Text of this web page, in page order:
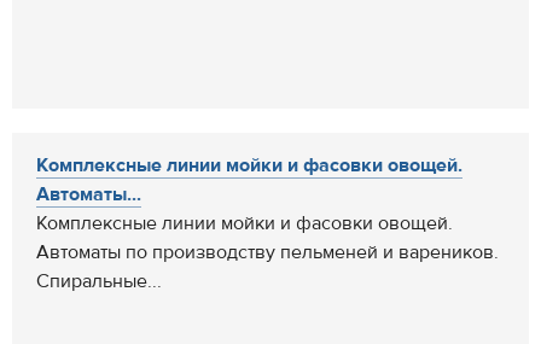
Комплексные линии мойки и фасовки овощей.
Автоматы...
Комплексные линии мойки и фасовки овощей.
Автоматы по производству пельменей и вареников.
Спиральные...